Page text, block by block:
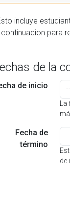
EE.UU. y tambien
de la
de inicio
Fecha de
término
de